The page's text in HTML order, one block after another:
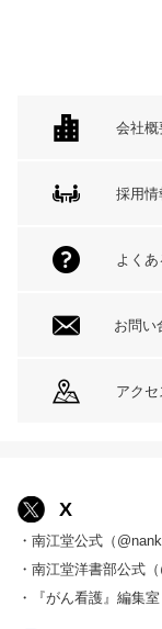
会社概
採用情
よく
お問い
アクセ
X
・南江堂公式（
・南江堂洋書部公式（
・『がん看護』編集室